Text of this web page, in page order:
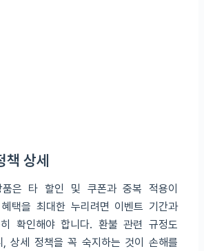
책 상세
은 타 할인 및 쿠폰과 중복 적용이
택을 최대한 누리려면 이벤트 기간과
확인해야 합니다. 환불 관련 규정도
, 상세 정책을 꼭 숙지하는 것이 손해를